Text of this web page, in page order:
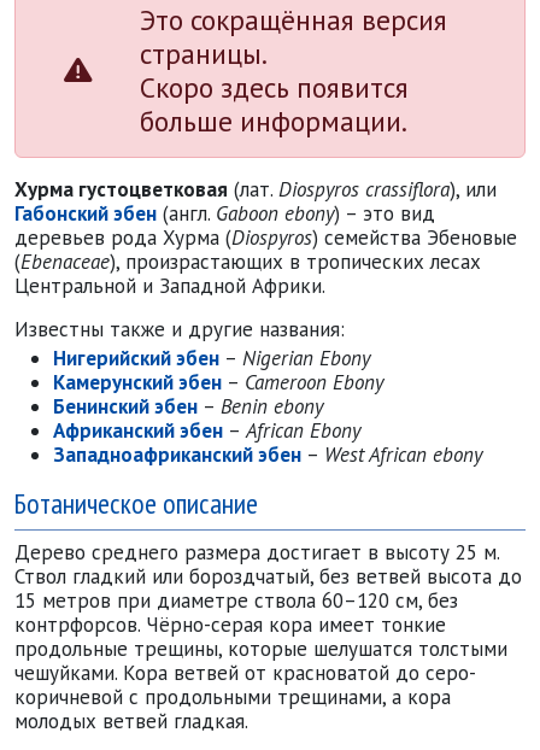
Это сокращённая версия
страницы.
Скоро здесь появится
больше информации.
Хурма густоцветковая (лат. Diospyros crassiflora), или
Габонский эбен (англ. Gaboon ebony) – это вид
деревьев рода Хурма (Diospyros) семейства Эбеновые
(Ebenaceae), произрастающих в тропических лесах
Центральной и Западной Африки.
Известны также и другие названия:
Нигерийский эбен – Nigerian Ebony
Камерунский эбен – Cameroon Ebony
Бенинский эбен – Benin ebony
Африканский эбен –African Ebony
Западноафриканский эбен – West African ebony
Ботаническое описание
Дерево среднего размера достигает в высоту 25 м.
Ствол гладкий или бороздчатый, без ветвей высота до
15 метров при диаметре ствола 60–120 см, без
контрфорсов. Чёрно-серая кора имеет тонкие
продольные трещины, которые шелушатся толстыми
чешуйками. Кора ветвей от красноватой до серо-
коричневой с продольными трещинами, а кора
молодых ветвей гладкая.